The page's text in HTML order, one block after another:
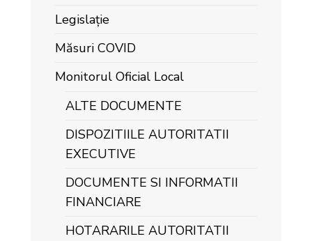
Legislație
Măsuri COVID
Monitorul Oficial Local
ALTE DOCUMENTE
DISPOZITIILE AUTORITATII
EXECUTIVE
DOCUMENTE SI INFORMATII
FINANCIARE
HOTARARILE AUTORITATII